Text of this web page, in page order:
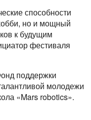
способности
но и мощный
к будущим
фестиваля
поддержки
молодежи
«Mars robotics».